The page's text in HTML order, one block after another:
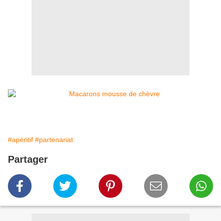
#apéritif #partenariat
Partager